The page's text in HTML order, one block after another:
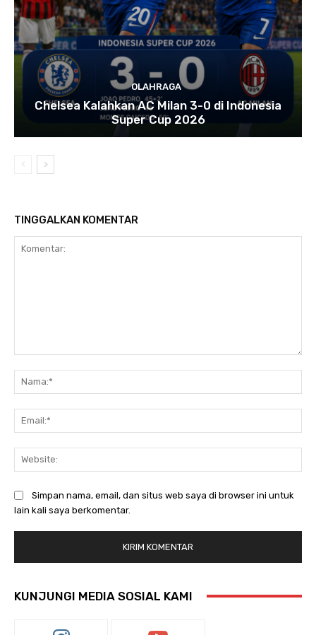
OLAHRAGA
Chelsea Kalahkan AC Milan 3-0 di Indonesia
Super Cup 2026
TINGGALKAN KOMENTAR
Simpan nama, email, dan situs web saya di browser ini untuk
lain kali saya berkomentar.
KUNJUNGI MEDIA SOSIAL KAMI